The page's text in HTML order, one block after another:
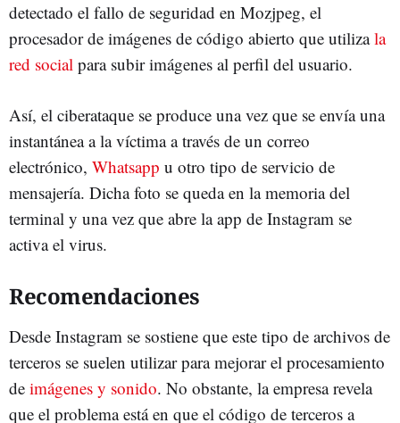
detectado el fallo de seguridad en Mozjpeg, el
procesador de imágenes de código abierto que utilizala
red social para subir imágenes al perfil del usuario.
Así, el ciberataque se produce una vez que se envía una
instantánea a la víctima a través de un correo
electrónico, Whatsapp u otro tipo de servicio de
mensajería. Dicha foto se queda en la memoria del
terminal y una vez que abre la app de Instagram se
activa el virus.
Recomendaciones
Desde Instagram se sostiene que este tipo de archivos de
terceros se suelen utilizar para mejorar el procesamiento
de imágenes y sonido. No obstante, la empresa revela
que el problema está en que el código de terceros a